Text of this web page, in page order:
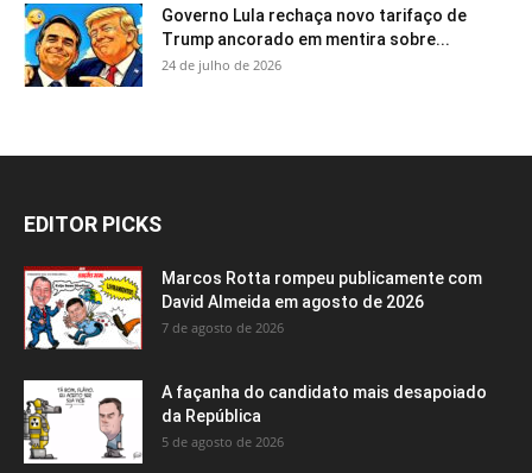
Governo Lula rechaça novo tarifaço de
Trump ancorado em mentira sobre...
24 de julho de 2026
EDITOR PICKS
Marcos Rotta rompeu publicamente com
David Almeida em agosto de 2026
7 de agosto de 2026
A façanha do candidato mais desapoiado
da República
5 de agosto de 2026